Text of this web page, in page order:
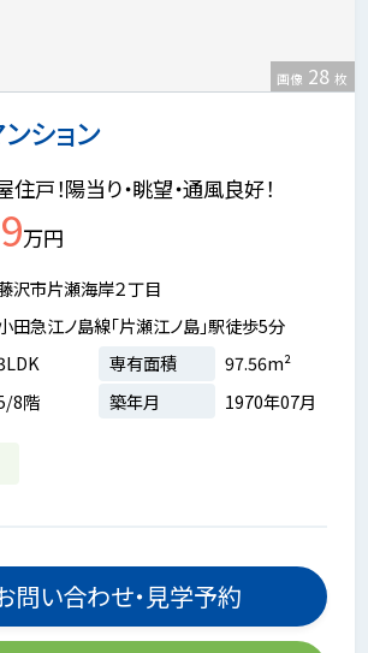
ション
画像 28 枚
戸！陽当り・眺望・通風良好！
万円
沢市片瀬海岸２丁目
田急江ノ島線「片瀬江ノ島」駅徒歩5分
専有面積
97.56m²
8階 築年月 1970年07月
問い合わせ・見学予約